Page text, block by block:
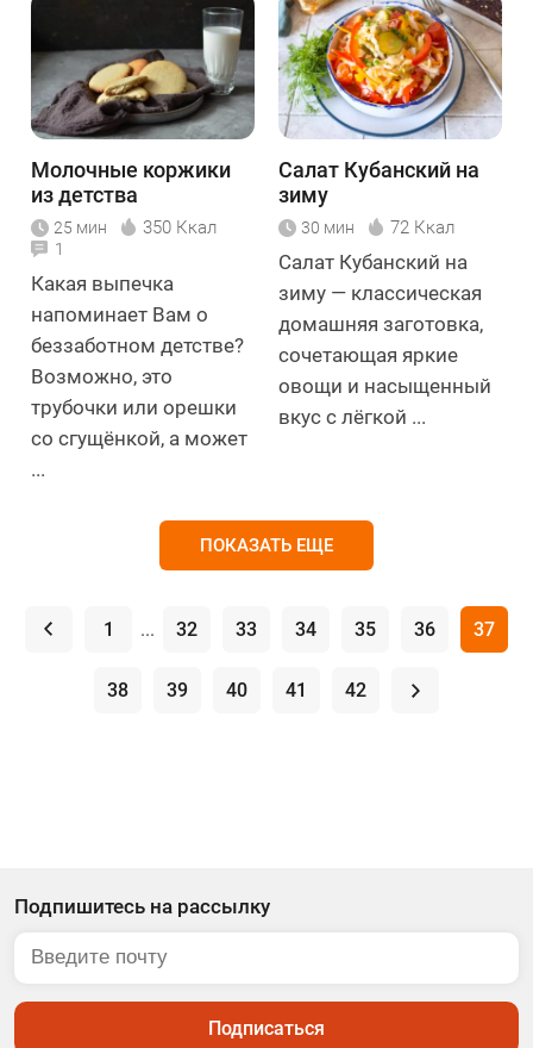
Молочные коржики
из детства
25 мин 350 Ккал
1
Какая выпечка
напоминает Вам о
беззаботном детстве?
Возможно, это
трубочки или орешки
со сгущёнкой, а может
...
Салат Кубанский на
зиму
30 мин 72 Ккал
Салат Кубанский на
зиму — классическая
домашняя заготовка,
сочетающая яркие
овощи и насыщенный
вкус с лёгкой ...
ПОКАЗАТЬ ЕЩЕ
. 1 ... 32 33 34 35 36 37
38 39 40 41 42 .
Подпишитесь на рассылку
Подписаться